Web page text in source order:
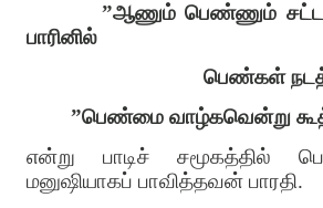
”ஆணும் பெண்ணும்
பாரினில்
பெண்கள்
”பெண்மை வாழ்கவென்று
என்று பாடிச் சமூகத்தில்
மனுஷியாகப் பாவித்தவன் பாரதி.